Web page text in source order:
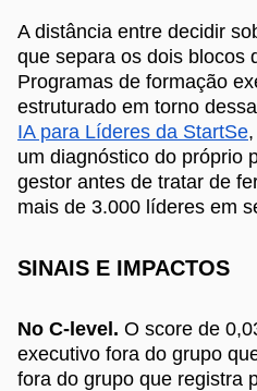
A distância entre decidir
que separa os dois blocos
Programas de formação
estruturado em torno
IA para Líderes da StartSe
um diagnóstico do próprio
gestor antes de tratar de
mais de 3.000 líderes em
SINAIS E IMPACTOS
No C-level. O score de
executivo fora do grupo
fora do grupo que registra